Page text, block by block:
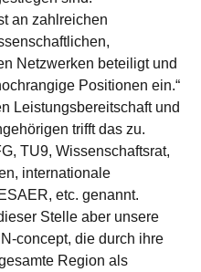
an zahlreichen
Netzwerken beteiligt und
Positionen ein.“
Leistungsbereitschaft und
trifft das zu.
TU9, Wissenschaftsrat,
internationale
etc. genannt.
Stelle aber unsere
concept, die durch ihre
Region als